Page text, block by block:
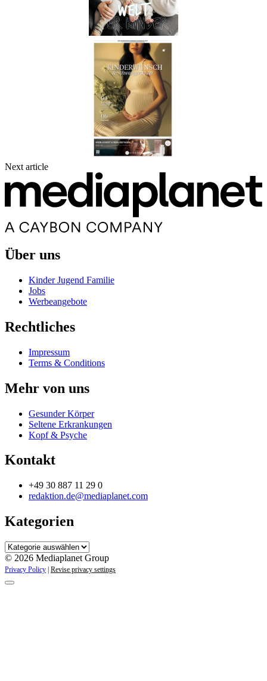
Next article
Über uns
Kinder Jugend Familie
Jobs
Werbeangebote
Rechtliches
Impressum
Terms & Conditions
Mehr von uns
Gesunder Körper
Seltene Erkrankungen
Kopf & Psyche
Kontakt
+49 30 887 11 29 0
redaktion.de@mediaplanet.com
Kategorien
Kategorien
© 2026 Mediaplanet Group
Privacy Policy Revise privacy settings